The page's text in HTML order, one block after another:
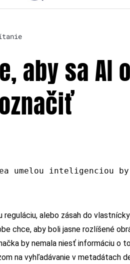
aby sa AI
umelou inteligenciou
alebo zásah do
chce, aby boli jasne rozlíšené
by nemala niesť informáciu o
na vyhľadávanie v metadátach